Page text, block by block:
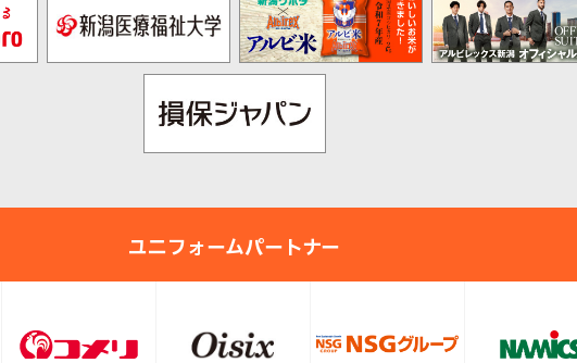
ユニフォームパートナー